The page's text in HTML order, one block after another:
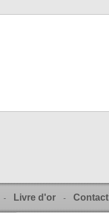
- Livre d'or - Contact